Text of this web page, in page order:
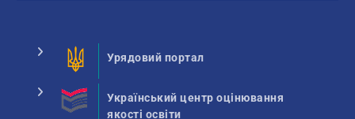
Урядовий портал
Український центр оцінювання
якості освіти